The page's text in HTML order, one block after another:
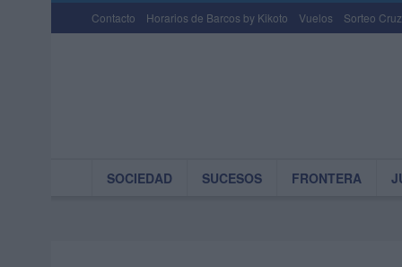
Contacto Horarios de Barcos by Kikoto Vuelos Sorteo
SOCIEDAD SUCESOS FRONTERA